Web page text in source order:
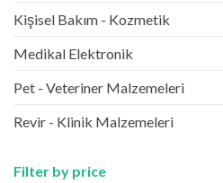
Kişisel Bakım - Kozmetik
Medikal Elektronik
Pet - Veteriner Malzemeleri
Revir - Klinik Malzemeleri
Filter by price